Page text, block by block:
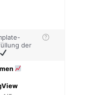
der